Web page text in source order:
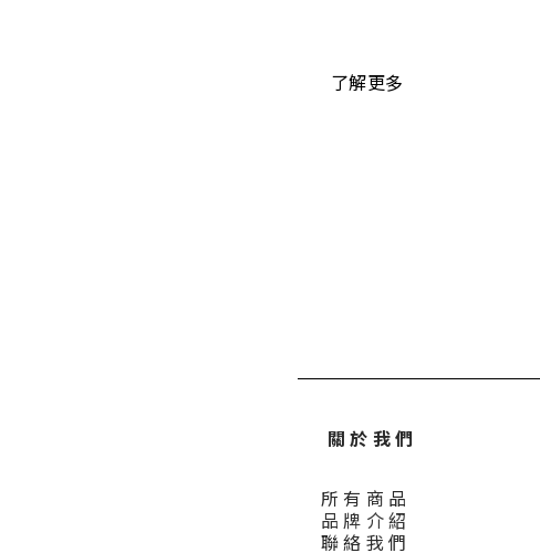
了解更多
關 於 我 們
所 有 商 品
品 牌 介 紹
聯 絡 我 們